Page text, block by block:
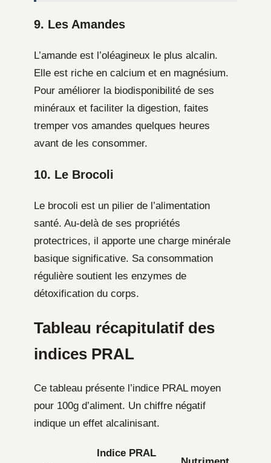
9. Les Amandes
L’amande est l’oléagineux le plus alcalin.
Elle est riche en calcium et en magnésium.
Pour améliorer la biodisponibilité de ses
minéraux et faciliter la digestion, faites
tremper vos amandes quelques heures
avant de les consommer.
10. Le Brocoli
Le brocoli est un pilier de l’alimentation
santé. Au-delà de ses propriétés
protectrices, il apporte une charge minérale
basique significative. Sa consommation
régulière soutient les enzymes de
détoxification du corps.
Tableau récapitulatif des
indices PRAL
Ce tableau présente l’indice PRAL moyen
pour 100g d’aliment. Un chiffre négatif
indique un effet alcalinisant.
Indice PRAL